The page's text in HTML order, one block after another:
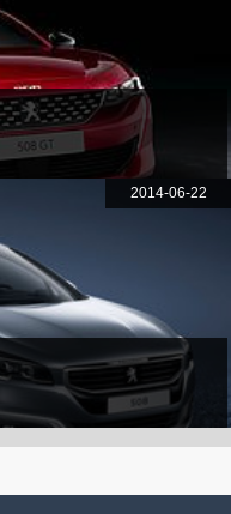
2014-06-22